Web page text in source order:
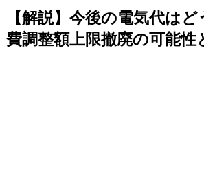
【解説】今後の電気代は
費調整額上限撤廃の可能性